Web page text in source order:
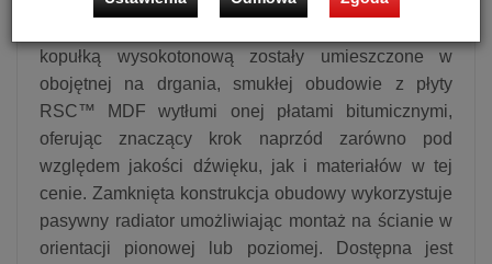
kopułką wysokotonową zostały umieszczone w
obojętnej na drgania, smukłej obudowie z płyty
RSC™ MDF wytłumi onej płatami bitumicznymi,
oferując znaczący krok naprzód zarówno pod
względem jakości dźwięku, jak i materiałów w tej
cenie. Zamknięta konstrukcja obudowy wykorzystuje
pasywny radiator umożliwiając montaż na ścianie w
orientacji pionowej lub poziomej. Dostępna jest